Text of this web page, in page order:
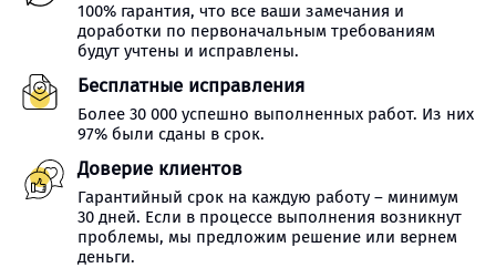
100% гарантия, что все ваши замечания и
доработки по первоначальным требованиям
будут учтены и исправлены.
Бесплатные исправления
Более 30 000 успешно выполненных работ. Из них
97% были сданы в срок.
Доверие клиентов
Гарантийный срок на каждую работу – минимум
30 дней. Если в процессе выполнения возникнут
проблемы, мы предложим решение или вернем
деньги.